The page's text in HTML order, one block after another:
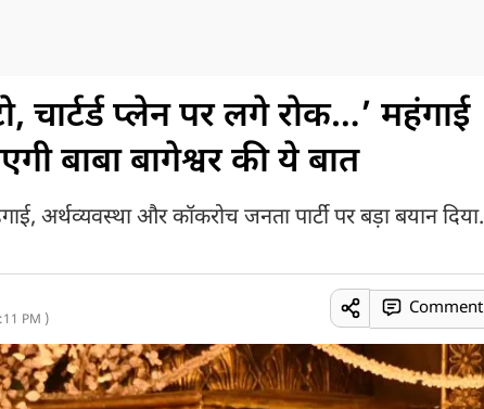
चार्टर्ड प्लेन पर लगे रोक…’ महंगाई
बाबा बागेश्वर की ये बात
अर्थव्यवस्था और कॉकरोच जनता पार्टी पर बड़ा बयान दिया.
PM )
Comment